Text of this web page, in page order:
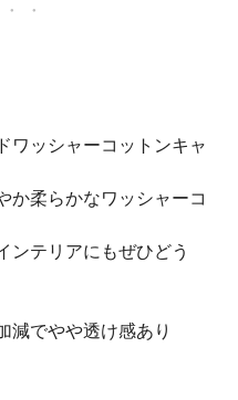
ワッシャーコットンキャ
か柔らかなワッシャーコ
ンテリアにもぜひどう
でやや透け感あり